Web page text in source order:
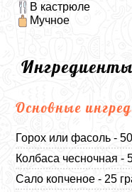
В кастрюле
Мучное
Основные
Горох или фасоль -
Колбаса чесночная -
Сало копченое - 25